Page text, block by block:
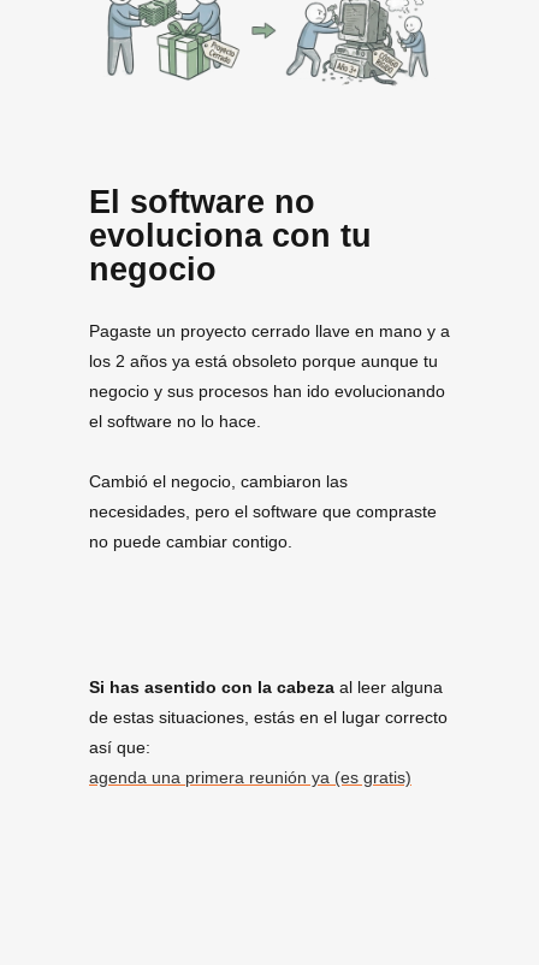
El software no
evoluciona con tu
negocio
Pagaste un proyecto cerrado llave en mano y a
los 2 años ya está obsoleto porque aunque tu
negocio y sus procesos han ido evolucionando
el software no lo hace.
Cambió el negocio, cambiaron las
necesidades, pero el software que compraste
no puede cambiar contigo.
Si has asentido con la cabeza al leer alguna
de estas situaciones, estás en el lugar correcto
así que:
agenda una primera reunión ya (es gratis)